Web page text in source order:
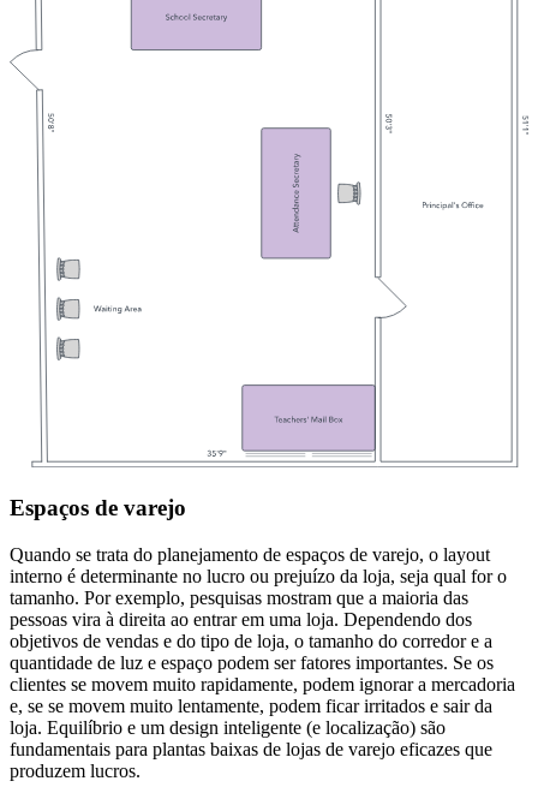
Espaços de varejo
Quando se trata do planejamento de espaços de varejo, o layout
interno é determinante no lucro ou prejuízo da loja, seja qual for o
tamanho. Por exemplo, pesquisas mostram que a maioria das
pessoas vira à direita ao entrar em uma loja. Dependendo dos
objetivos de vendas e do tipo de loja, o tamanho do corredor e a
quantidade de luz e espaço podem ser fatores importantes. Se os
clientes se movem muito rapidamente, podem ignorar a mercadoria
e, se se movem muito lentamente, podem ficar irritados e sair da
loja. Equilíbrio e um design inteligente (e localização) são
fundamentais para plantas baixas de lojas de varejo eficazes que
produzem lucros.